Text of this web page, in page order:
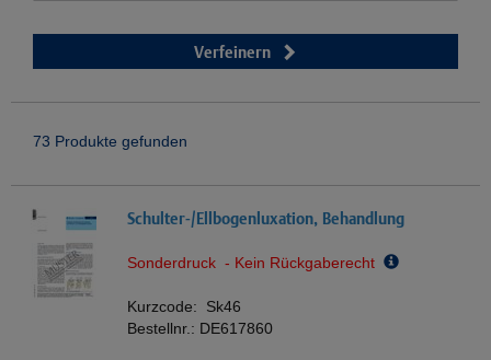
Verfeinern
73 Produkte gefunden
Schulter-/Ellbogenluxation, Behandlung
Sonderdruck - Kein Rückgaberecht
Kurzcode: Sk46
Bestellnr.: DE617860